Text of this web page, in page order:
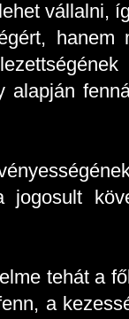
vállalni,
hanem
tehát a
a